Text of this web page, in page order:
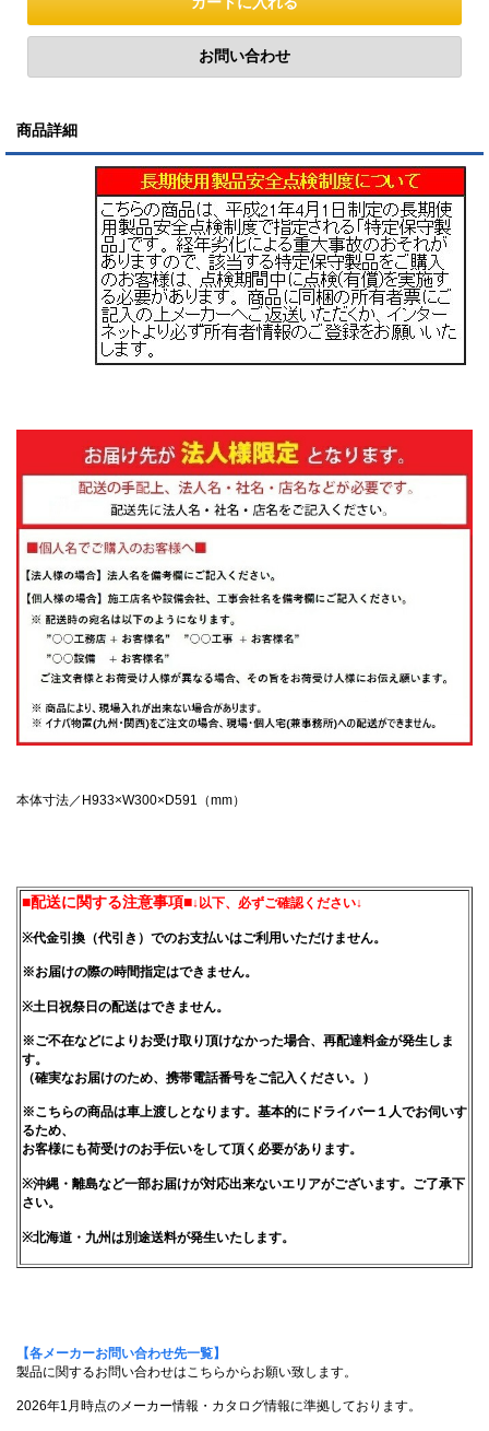
商品詳細
本体寸法／H933×W300×D591（mm）
■配送に関する注意事項■↓以下、必ずご確認ください↓
※代金引換（代引き）でのお支払いはご利用いただけません。
※お届けの際の時間指定はできません。
※土日祝祭日の配送はできません。
※ご不在などによりお受け取り頂けなかった場合、再配達料金が発生しま
す。
（確実なお届けのため、携帯電話番号をご記入ください。）
※こちらの商品は車上渡しとなります。基本的にドライバー１人でお伺いす
るため、
お客様にも荷受けのお手伝いをして頂く必要があります。
※沖縄・離島など一部お届けが対応出来ないエリアがございます。ご了承下
さい。
※北海道・九州は別途送料が発生いたします。
【各メーカーお問い合わせ先一覧】
製品に関するお問い合わせはこちらからお願い致します。
2026年1月時点のメーカー情報・カタログ情報に準拠しております。